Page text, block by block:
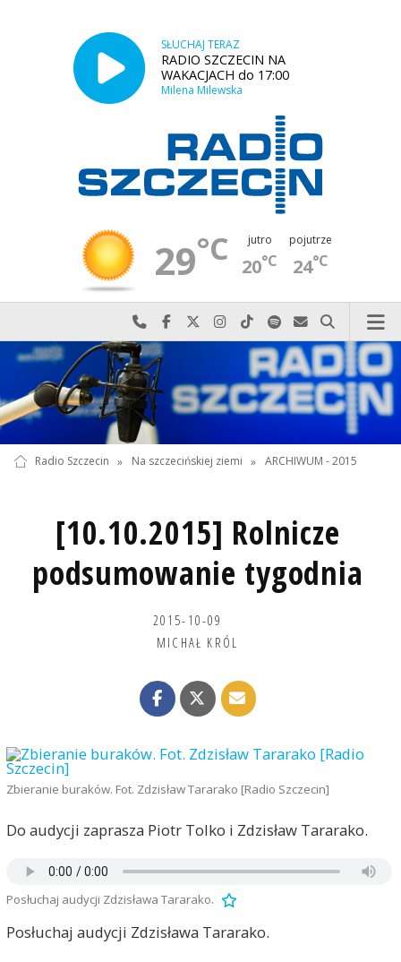
SŁUCHAJ TERAZ
RADIO SZCZECIN NA
WAKACJACH do 17:00
Milena Milewska
29°C jutro
20°C
pojutrze
24°C
Najlepiej po prostu do nas zadzwoń
Odwiedź nas na Facebook-u
Odwiedź nas na X
Odwiedź nas na Instagram-ie
Odwiedź nas na TikTok-u
Szukaj nas na Spotify
Wyślij do nas
Szukaj
Radio Szczecin » Na szczecińskiej ziemi » ARCHIWUM - 2015
[10.10.2015] Rolnicze
podsumowanie tygodnia
2015-10-09
MICHAŁ KRÓL
Zbieranie buraków. Fot. Zdzisław Tararako [Radio Szczecin]
Do audycji zaprasza Piotr Tolko i Zdzisław Tararako.
Posłuchaj audycji Zdzisława Tararako.
Posłuchaj audycji Zdzisława Tararako.